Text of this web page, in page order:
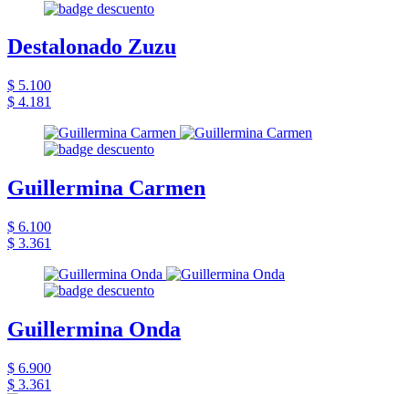
Destalonado Zuzu
$ 5.100
$ 4.181
Guillermina Carmen
$ 6.100
$ 3.361
Guillermina Onda
$ 6.900
$ 3.361